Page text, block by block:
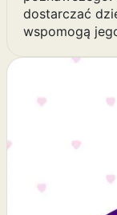
dostarczać
wspomogą